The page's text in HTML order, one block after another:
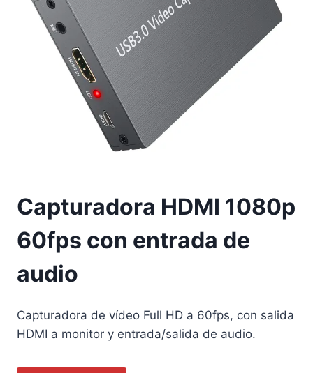
Capturadora HDMI 1080p
60fps con entrada de
audio
Capturadora de vídeo Full HD a 60fps, con salida
HDMI a monitor y entrada/salida de audio.